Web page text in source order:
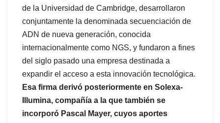
de la Universidad de Cambridge, desarrollaron
conjuntamente la denominada secuenciación de
ADN de nueva generación, conocida
internacionalmente como NGS, y fundaron a fines
del siglo pasado una empresa destinada a
expandir el acceso a esta innovación tecnológica.
Esa firma derivó posteriormente en Solexa-
Illumina, compañía a la que también se
incorporó Pascal Mayer, cuyos aportes